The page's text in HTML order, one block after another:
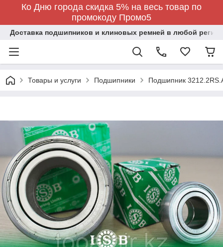
Ко Дню города скидка 5% на весь товар по
промокоду Промо5
Доставка подшипников и клиновых ремней в любой регион
Товары и услуги Подшипники Подшипник